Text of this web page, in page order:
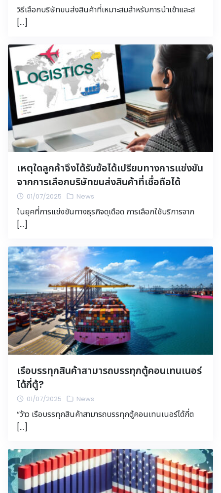
วิธีเลือกบริษัทขนส่งสินค้าที่เหมาะสมสำหรับการนำเข้าและส
[…]
เหตุใดลูกค้าจึงได้รับข้อได้เปรียบทางการแข่งขัน
จากการเลือกบริษัทขนส่งสินค้าที่เชื่อถือได้
01/07/2025 News
ในยุคที่การแข่งขันทางธุรกิจดุเดือด การเลือกใช้บริการจาก
[…]
เรือบรรทุกสินค้าสามารถบรรทุกตู้คอนเทนเนอร์
ได้กี่ตู้?
01/07/2025 News
“ว้าว เรือบรรทุกสินค้าสามารถบรรทุกตู้คอนเทนเนอร์ได้กี่ต
[…]